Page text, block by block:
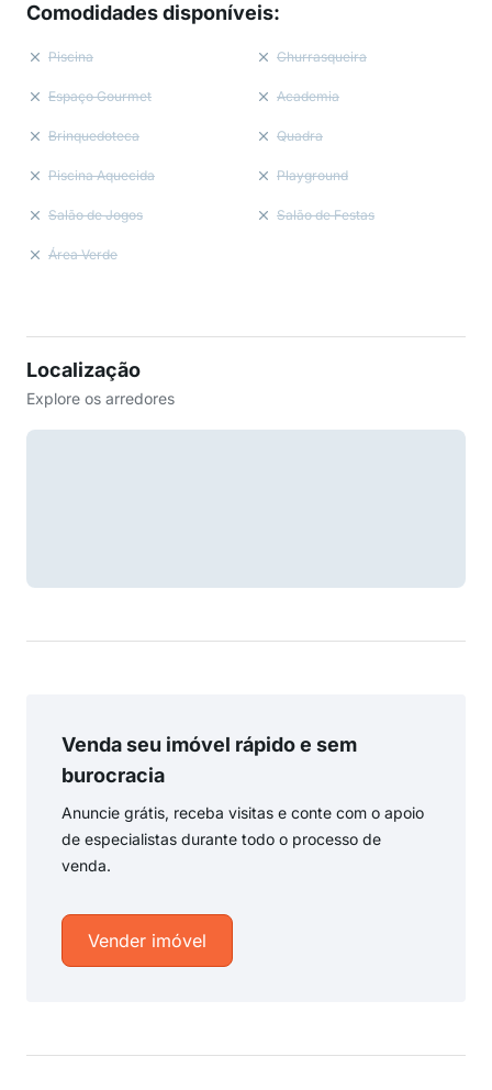
Comodidades disponíveis:
Piscina Churrasqueira
Espaço Gourmet Academia
Brinquedoteca Quadra
Piscina Aquecida Playground
Salão de Jogos Salão de Festas
Área Verde
Localização
Explore os arredores
Venda seu imóvel rápido e sem
burocracia
Anuncie grátis, receba visitas e conte com o apoio
de especialistas durante todo o processo de
venda.
Vender imóvel